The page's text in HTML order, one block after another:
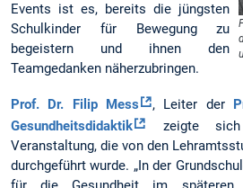
Events ist es, bereits die jüngsten
Schulkinder für Bewegung zu
begeistern und ihnen den
Teamgedanken näherzubringen.
Prof. Dr. Filip Mess , Leiter der
Gesundheitsdidaktik
zeigte
Veranstaltung, die von den
durchgeführt wurde. „In der